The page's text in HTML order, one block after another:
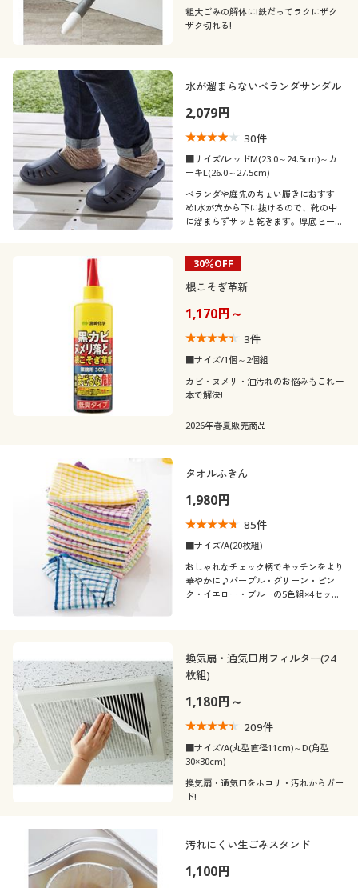
粗大ごみの解体に!鉄だってラクにザク
ザク切れる!
水が溜まらないベランダサンダル
2,079円
30件
■サイズ/レッドM(23.0～24.5cm)～カ
ーキL(26.0～27.5cm)
ベランダや庭先のちょい履きにおすす
め!水が穴から下に抜けるので、靴の中
に溜まらずサッと乾きます。厚底ヒール
30％OFF
根こそぎ革新
1,170円～
3件
■サイズ/1個～2個組
カビ・ヌメリ・油汚れのお悩みもこれ一
本で解決!
2026年春夏販売商品
タオルふきん
1,980円
85件
■サイズ/A(20枚組)
おしゃれなチェック柄でキッチンをより
華やかに♪パープル・グリーン・ピン
ク・イエロー・ブルーの5色組×4セット
換気扇・通気口用フィルター(24
枚組)
1,180円～
209件
■サイズ/A(丸型直径11cm)～D(角型
30×30cm)
換気扇・通気口をホコリ・汚れからガー
ド!
汚れにくい生ごみスタンド
1,100円